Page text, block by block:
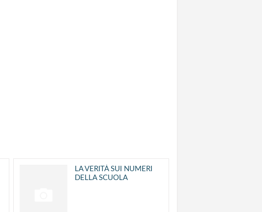
LA VERITÀ SUI NUMERI
DELLA SCUOLA